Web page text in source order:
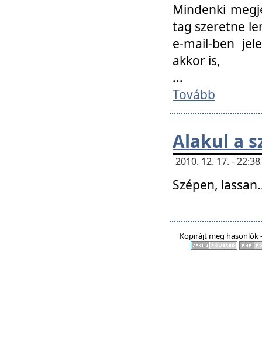
Mindenki
tag szeretne
e-mail-ben
akkor is,
...
Tovább
Alakul a
2010. 12. 17. -
Szépen,
Kopirájt meg hasonlók